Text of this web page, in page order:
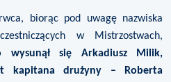
biorąc pod uwagę nazwiska
w Mistrzostwach,
wysunął się Arkadiusz Milik,
kapitana drużyny – Roberta